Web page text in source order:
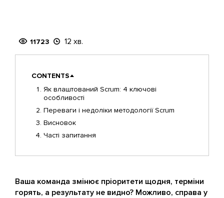
11723 12 хв.
CONTENTS
Як влаштований Scrum: 4 ключові
особливості
Переваги і недоліки методології Scrum
Висновок
Часті запитання
Ваша команда змінює пріоритети щодня, терміни
горять, а результату не видно? Можливо, справа у